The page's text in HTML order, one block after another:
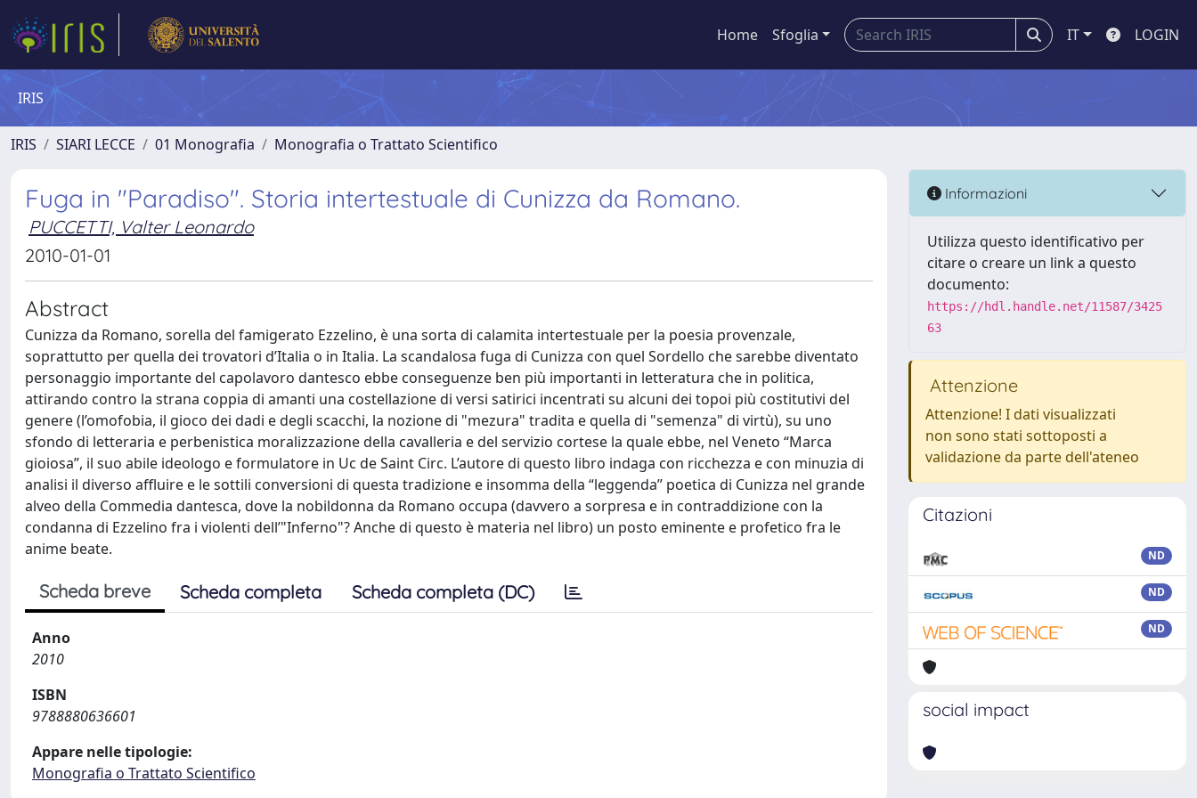
Home Sfoglia IT LOGIN
IRIS
IRIS SIARI LECCE 01 Monografia Monografia o Trattato Scientifico
Fuga in "Paradiso". Storia intertestuale di Cunizza da Romano.
PUCCETTI, Valter Leonardo
2010-01-01
Abstract
Cunizza da Romano, sorella del famigerato Ezzelino, è una sorta di calamita intertestuale per la poesia provenzale,
soprattutto per quella dei trovatori d’Italia o in Italia. La scandalosa fuga di Cunizza con quel Sordello che sarebbe diventato
personaggio importante del capolavoro dantesco ebbe conseguenze ben più importanti in letteratura che in politica,
attirando contro la strana coppia di amanti una costellazione di versi satirici incentrati su alcuni dei topoi più costitutivi del
genere (l’omofobia, il gioco dei dadi e degli scacchi, la nozione di "mezura" tradita e quella di "semenza" di virtù), su uno
sfondo di letteraria e perbenistica moralizzazione della cavalleria e del servizio cortese la quale ebbe, nel Veneto “Marca
gioiosa”, il suo abile ideologo e formulatore in Uc de Saint Circ. L’autore di questo libro indaga con ricchezza e con minuzia di
analisi il diverso affluire e le sottili conversioni di questa tradizione e insomma della “leggenda” poetica di Cunizza nel grande
alveo della Commedia dantesca, dove la nobildonna da Romano occupa (davvero a sorpresa e in contraddizione con la
condanna di Ezzelino fra i violenti dell’"Inferno"? Anche di questo è materia nel libro) un posto eminente e profetico fra le
anime beate.
Scheda breve Scheda completa Scheda completa (DC)
Anno
2010
ISBN
9788880636601
Appare nelle tipologie:
Monografia o Trattato Scientifico
Informazioni
Utilizza questo identificativo per
citare o creare un link a questo
documento:
https://hdl.handle.net/11587/3425
63
Attenzione
Attenzione! I dati visualizzati
non sono stati sottoposti a
validazione da parte dell'ateneo
Citazioni
ND
ND
ND
social impact